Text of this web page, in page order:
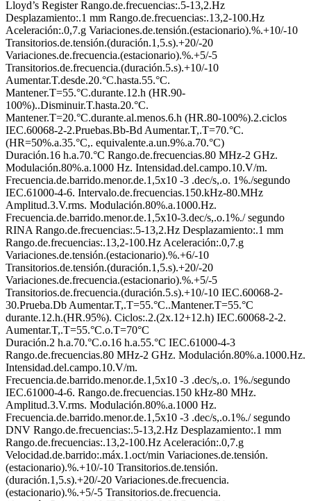
Lloyd’s Register Rango.de.frecuencias:.5-13,2.Hz
Desplazamiento:.1 mm Rango.de.frecuencias:.13,2-100.Hz
Aceleración:.0,7.g Variaciones.de.tensión.(estacionario).%.+10/-10
Transitorios.de.tensión.(duración.1,5.s).+20/-20
Variaciones.de.frecuencia.(estacionario).%.+5/-5
Transitorios.de.frecuencia.(duración.5.s).+10/-10
Aumentar.T.desde.20.°C.hasta.55.°C.
Mantener.T=55.°C.durante.12.h (HR.90-
100%)..Disminuir.T.hasta.20.°C.
Mantener.T=20.°C.durante.al.menos.6.h (HR.80-100%).2.ciclos
IEC.60068-2-2.Pruebas.Bb-Bd Aumentar.T,.T=70.°C.
(HR=50%.a.35.°C,. equivalente.a.un.9%.a.70.°C)
Duración.16 h.a.70.°C Rango.de.frecuencias.80 MHz-2 GHz.
Modulación.80%.a.1000 Hz. Intensidad.del.campo.10.V/m.
Frecuencia.de.barrido.menor.de.1,5x10 -3 .dec/s,.o. 1%./segundo
IEC.61000-4-6. Intervalo.de.frecuencias.150.kHz-80.MHz
Amplitud.3.V.rms. Modulación.80%.a.1000.Hz.
Frecuencia.de.barrido.menor.de.1,5x10-3.dec/s,.o.1%./ segundo
RINA Rango.de.frecuencias:.5-13,2.Hz Desplazamiento:.1 mm
Rango.de.frecuencias:.13,2-100.Hz Aceleración:.0,7.g
Variaciones.de.tensión.(estacionario).%.+6/-10
Transitorios.de.tensión.(duración.1,5.s).+20/-20
Variaciones.de.frecuencia.(estacionario).%.+5/-5
Transitorios.de.frecuencia.(duración.5.s).+10/-10 IEC.60068-2-
30.Prueba.Db Aumentar.T,.T=55.°C..Mantener.T=55.°C
durante.12.h.(HR.95%). Ciclos:.2.(2x.12+12.h) IEC.60068-2-2.
Aumentar.T,.T=55.°C.o.T=70°C
Duración.2 h.a.70.°C.o.16 h.a.55.°C IEC.61000-4-3
Rango.de.frecuencias.80 MHz-2 GHz. Modulación.80%.a.1000.Hz.
Intensidad.del.campo.10.V/m.
Frecuencia.de.barrido.menor.de.1,5x10 -3 .dec/s,.o. 1%./segundo
IEC.61000-4-6. Rango.de.frecuencias.150 kHz-80 MHz.
Amplitud.3.V.rms. Modulación.80%.a.1000 Hz.
Frecuencia.de.barrido.menor.de.1,5x10 -3 .dec/s,.o.1%./ segundo
DNV Rango.de.frecuencias:.5-13,2.Hz Desplazamiento:.1 mm
Rango.de.frecuencias:.13,2-100.Hz Aceleración:.0,7.g
Velocidad.de.barrido:.máx.1.oct/min Variaciones.de.tensión.
(estacionario).%.+10/-10 Transitorios.de.tensión.
(duración.1,5.s).+20/-20 Variaciones.de.frecuencia.
(estacionario).%.+5/-5 Transitorios.de.frecuencia.